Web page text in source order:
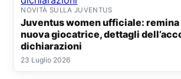
NOVITÀ SULLA JUVENTUS
Juventus women ufficiale: remina chiba è una
nuova giocatrice, dettagli
dichiarazioni
23 Luglio 2026